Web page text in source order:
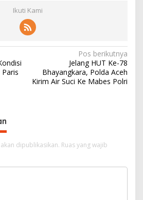
Ikuti Kami
Pos berikutnya
Jelang HUT Ke-78
Bhayangkara, Polda Aceh
Kirim Air Suci Ke Mabes Polri
dipublikasikan. Ruas yang wajib